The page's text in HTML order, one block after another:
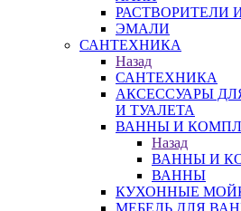
РАСТВОРИТЕЛИ
ЭМАЛИ
САНТЕХНИКА
Назад
САНТЕХНИКА
АКСЕССУАРЫ
И ТУАЛЕТА
ВАННЫ И
Назад
ВАННЫ И
ВАННЫ
КУХОННЫЕ
МЕБЕЛЬ ДЛЯ